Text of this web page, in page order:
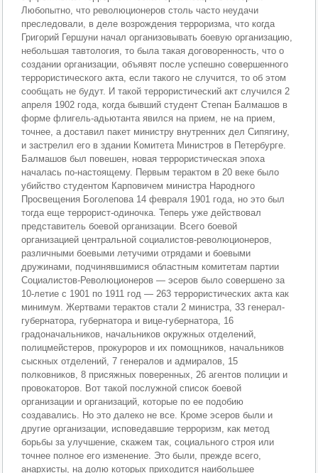
Любопытно, что революционеров столь часто неудачи
преследовали, в деле возрождения терроризма, что когда
Григорий Гершуни начал организовывать боевую организацию,
небольшая тавтология, то была такая договоренность, что о
создании организации, объявят после успешно совершенного
террористического акта, если такого не случится, то об этом
сообщать не будут. И такой террористический акт случился 2
апреля 1902 года, когда бывший студент Степан Балмашов в
форме флигель-адьютанта явился на прием, не на прием,
точнее, а доставил пакет министру внутренних дел Сипягину,
и застрелил его в здании Комитета Министров в Петербурге.
Балмашов был повешен, новая террористическая эпоха
началась по-настоящему. Первым терактом в 20 веке было
убийство студентом Карповичем министра Народного
Просвещения Боголепова 14 февраля 1901 года, но это был
тогда еще террорист-одиночка. Теперь уже действовал
представитель боевой организации. Всего боевой
организацией центральной социалистов-революционеров,
различными боевыми летучими отрядами и боевыми
дружинами, подчинявшимися областным комитетам партии
Социалистов-Революционеров — эсеров было совершено за
10-летие с 1901 по 1911 год — 263 террористических акта как
минимум. Жертвами терактов стали 2 министра, 33 генерал-
губернатора, губернатора и вице-губернатора, 16
градоначальников, начальников окружных отделений,
полицмейстеров, прокуроров и их помощников, начальников
сыскных отделений, 7 генералов и адмиралов, 15
полковников, 8 присяжных поверенных, 26 агентов полиции и
провокаторов. Вот такой послужной список боевой
организации и организаций, которые по ее подобию
создавались. Но это далеко не все. Кроме эсеров были и
другие организации, исповедавшие терроризм, как метод
борьбы за улучшение, скажем так, социального строя или
точнее полное его изменение. Это были, прежде всего,
анархисты, на долю которых приходится наибольшее